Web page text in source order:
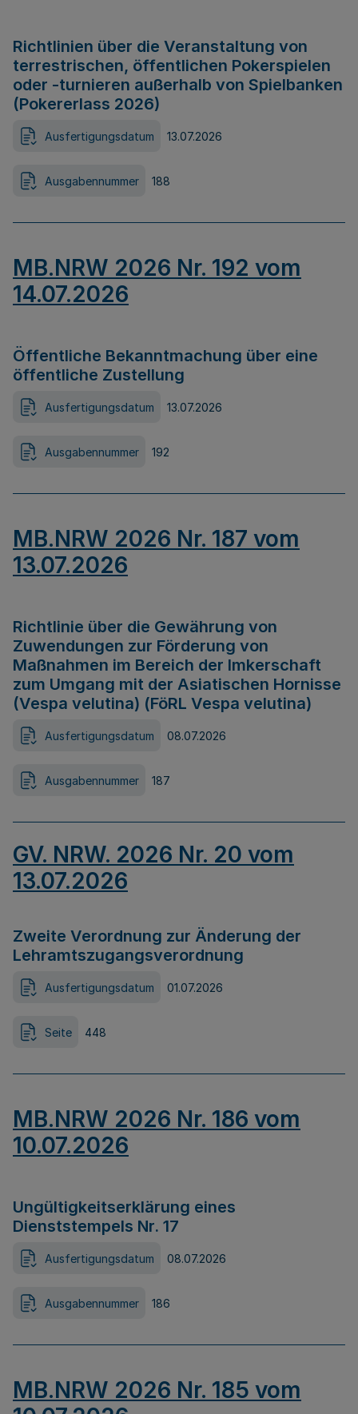
Richtlinien über die Veranstaltung von
terrestrischen, öffentlichen Pokerspielen
oder -turnieren außerhalb von Spielbanken
(Pokererlass 2026)
Ausfertigungsdatum 13.07.2026
Ausgabennummer 188
MB.NRW 2026 Nr. 192 vom
14.07.2026
Öffentliche Bekanntmachung über eine
öffentliche Zustellung
Ausfertigungsdatum 13.07.2026
Ausgabennummer 192
MB.NRW 2026 Nr. 187 vom
13.07.2026
Richtlinie über die Gewährung von
Zuwendungen zur Förderung von
Maßnahmen im Bereich der Imkerschaft
zum Umgang mit der Asiatischen Hornisse
(Vespa velutina) (FöRL Vespa velutina)
Ausfertigungsdatum 08.07.2026
Ausgabennummer 187
GV. NRW. 2026 Nr. 20 vom
13.07.2026
Zweite Verordnung zur Änderung der
Lehramtszugangsverordnung
Ausfertigungsdatum 01.07.2026
Seite 448
MB.NRW 2026 Nr. 186 vom
10.07.2026
Ungültigkeitserklärung eines
Dienststempels Nr. 17
Ausfertigungsdatum 08.07.2026
Ausgabennummer 186
MB.NRW 2026 Nr. 185 vom